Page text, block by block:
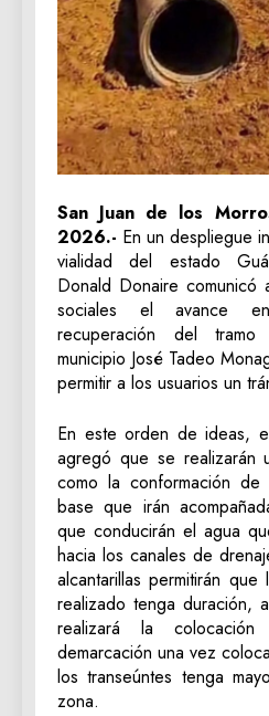
San Juan de los
2026.- En un despliegue
vialidad del estado
Donald Donaire
sociales el avance
recuperación del
municipio José Tadeo
permitir a los usuarios un
En este orden de ideas,
agregó que se realizarán
como la conformación
base que irán
que conducirán el agua
hacia los canales de
alcantarillas permitirán
realizado tenga duración,
realizará la
demarcación una vez
los transeúntes tenga
zona.